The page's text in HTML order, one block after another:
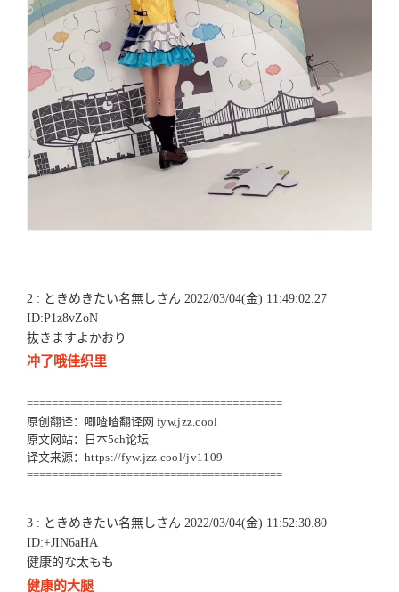
2 : ときめきたい名無しさん 2022/03/04(金) 11:49:02.27
ID:P1z8vZoN
抜きますよかおり
冲了哦佳织里
=========================================
原创翻译：唧喳喳翻译网 fyw.jzz.cool
原文网站：日本5ch论坛
译文来源： https://fyw.jzz.cool/jv1109
=========================================
3 : ときめきたい名無しさん 2022/03/04(金) 11:52:30.80
ID:+JIN6aHA
健康的な太もも
健康的大腿